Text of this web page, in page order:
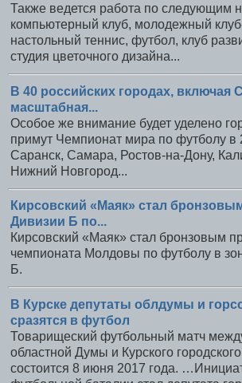
Также ведется работа по следующим
компьютерный клуб, молодежный
настольный теннис, футбол, клуб
студия цветочного дизайна...
В 40 российских городах, включая
масштабная...
Особое же внимание будет уделено
примут Чемпионат мира по футболу в
Саранск, Самара, Ростов-на-Дону,
Нижний Новгород...
Кирсовский «Маяк» стал
Дивизии Б по...
Кирсовский «Маяк» стал бронзовым
чемпионата Молдовы по футболу в
Б.
В Курске депутаты облдумы и
сразятся в футбол
Товарищеский футбольный матч
областной Думы и Курского
состоится 8 июня 2017 года.